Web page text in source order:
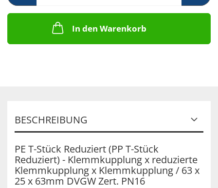
In den Warenkorb
BESCHREIBUNG
PE T-Stück Reduziert (PP T-Stück
Reduziert) - Klemmkupplung x reduzierte
Klemmkupplung x Klemmkupplung / 63 x
25 x 63mm DVGW Zert. PN16